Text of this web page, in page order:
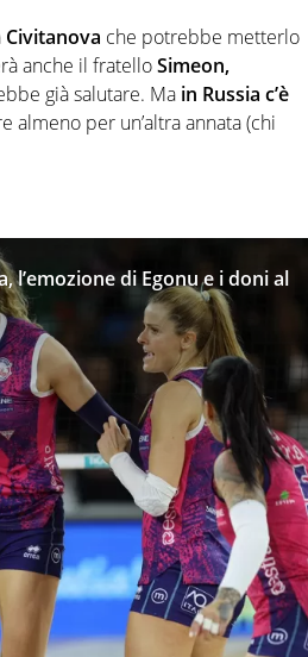
Civitanova che potrebbe metterlo
anche il fratelloSimeon,
già salutare. Ma in Russia c’è
per un’altra annata (chi
l’emozione di Egonu e i doni al